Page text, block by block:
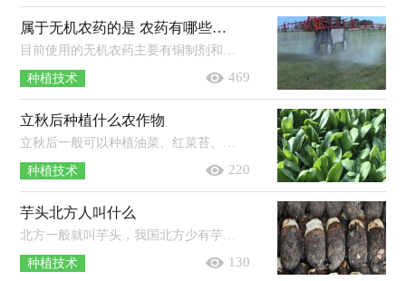
属于无机农药的是 农药有哪些种类
目前使用的无机农药主要有铜制剂和硫制剂，铜制剂有硫酸铜、波尔多液等，硫制剂有硫黄、石硫合剂等。使用农药时一定不能一药连用，常用...
种植技术 469
立秋后种植什么农作物
立秋后一般可以种植油菜、红菜苔、萝卜、香菜、菠菜、白菜等农作物。1、油菜：一般可在8月中下旬种植，到了9月底即可收获，从播种到收...
种植技术 220
芋头北方人叫什么
北方一般就叫芋头，我国北方少有芋头种植，芋头和它的名字一起从南方传入北方。我国的芋头资源较为丰富，主要分布在珠江、长江及淮河流...
种植技术 130